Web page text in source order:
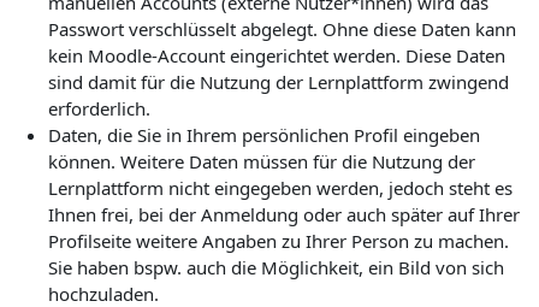
Passwort verschlüsselt abgelegt. Ohne diese Daten kann
kein Moodle-Account eingerichtet werden. Diese Daten
sind damit für die Nutzung der Lernplattform zwingend
erforderlich.
Daten, die Sie in Ihrem persönlichen Profil eingeben
können. Weitere Daten müssen für die Nutzung der
Lernplattform nicht eingegeben werden, jedoch steht es
Ihnen frei, bei der Anmeldung oder auch später auf Ihrer
Profilseite weitere Angaben zu Ihrer Person zu machen.
Sie haben bspw. auch die Möglichkeit, ein Bild von sich
hochzuladen.